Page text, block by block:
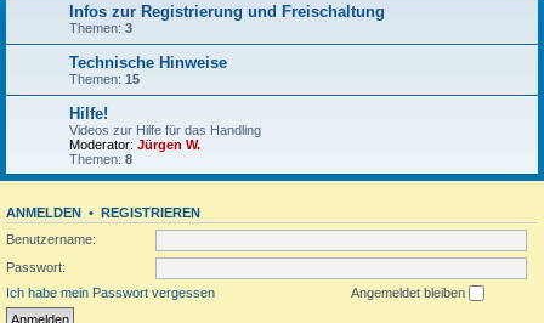
Infos zur Registrierung und Freischaltung
Themen: 3
Technische Hinweise
Themen: 15
Hilfe!
Videos zur Hilfe für das Handling
Moderator: Jürgen W.
Themen: 8
ANMELDEN • REGISTRIEREN
Benutzername:
Passwort:
Ich habe mein Passwort vergessen
Angemeldet bleiben